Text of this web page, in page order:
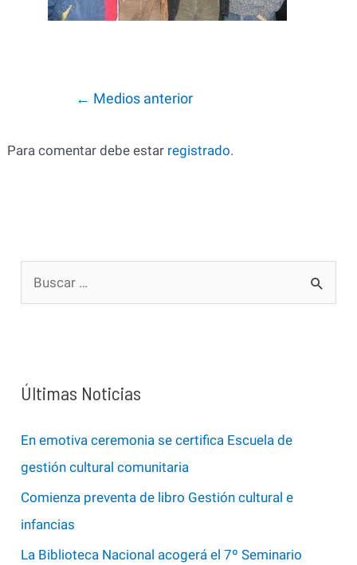
Navegación
entradas
← Medios anterior
Para comentar debe estar registrado.
u
a
p
o
r
:
Últimas Noticias
En emotiva ceremonia se certifica Escuela de
gestión cultural comunitaria
Comienza preventa de libro Gestión cultural e
infancias
La Biblioteca Nacional acogerá el 7º Seminario